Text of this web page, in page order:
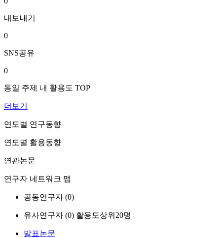
내보내기
0
SNS공유
0
동일 주제 내 활용도 TOP
더보기
연도별 연구동향
연도별 활용동향
연관논문
연구자 네트워크 맵
공동연구자 (0)
유사연구자 (0) 활용도상위20명
발표논문